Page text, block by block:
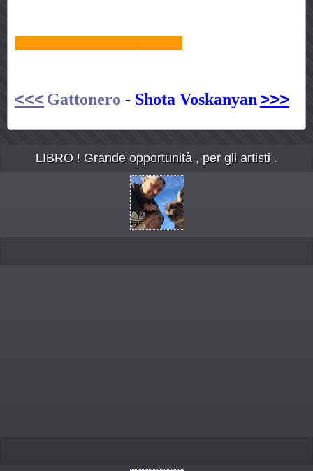
<<< Gattonero - Shota Voskanyan >>>
LIBRO ! Grande opportunità , per gli artisti .